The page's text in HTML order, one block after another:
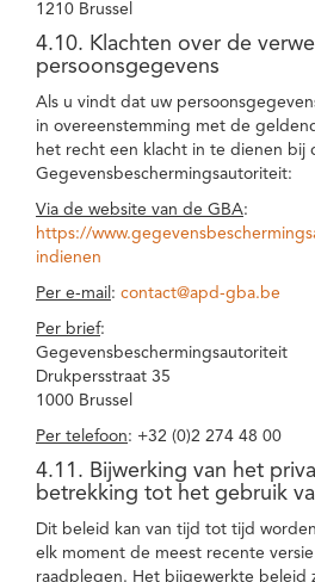
1210 Brussel
4.10. Klachten over de
persoonsgegevens
Als u vindt dat uw
in overeenstemming met de
het recht een klacht in te dienen bij
Gegevensbeschermingsautoriteit:
Via de website van de GBA:
https://
indienen
Per e-mail : contact@apd-gba.be
Per brief:
Gegevensbeschermingsautoriteit
Drukpersstraat 35
1000 Brussel
Per telefoon: +32 (0)2 274 48 00
4.11. Bijwerking van het
betrekking tot het gebruik
Dit beleid kan van tijd tot tijd
elk moment de meest recente
raadplegen. Het bijgewerkte beleid